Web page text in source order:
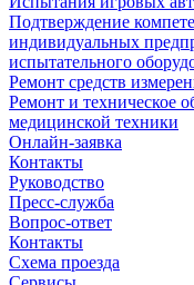
Подтверждение
индивидуальных
испытательного
Ремонт средств
Ремонт и техническое
медицинской техники
Онлайн-заявка
Контакты
Руководство
Пресс-служба
Вопрос-ответ
Контакты
Схема проезда